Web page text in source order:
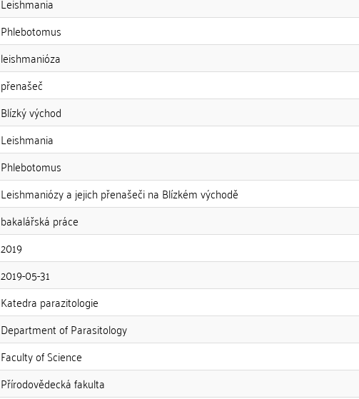
Phlebotomus
leishmanióza
přenašeč
Blízký východ
Leishmania
Phlebotomus
Leishmaniózy a jejich přenašeči na Blízkém východě
bakalářská práce
2019
2019-05-31
Katedra parazitologie
Department of Parasitology
Faculty of Science
Přírodovědecká fakulta